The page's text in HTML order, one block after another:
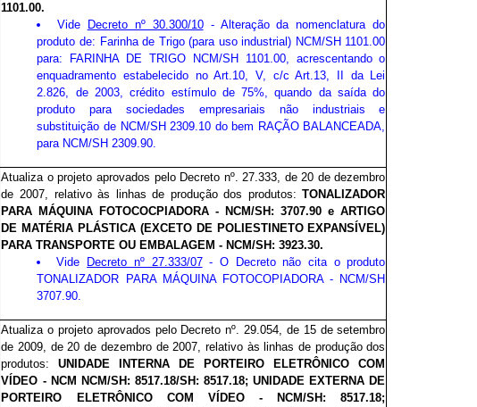
1101.00.
Vide
Decreto nº 30.300/10- Alteração da nomenclatura do
produto de: Farinha de Trigo (para uso industrial) NCM/SH 1101.00
para: FARINHA DE TRIGO NCM/SH 1101.00, acrescentando o
enquadramento estabelecido no Art.10, V, c/c Art.13, II da Lei
2.826, de 2003, crédito estímulo de 75%, quando da saída do
produto para sociedades empresariais não industriais e
substituição de NCM/SH 2309.10 do bem RAÇÃO BALANCEADA,
para NCM/SH 2309.90.
Atualiza o projeto aprovados pelo Decreto nº. 27.333, de 20 de dezembro
de 2007, relativo às linhas de produção dos produtos:TONALIZADOR
PARA MÁQUINA FOTOCOCPIADORA - NCM/SH: 3707.90 e ARTIGO
DE MATÉRIA PLÁSTICA (EXCETO DE POLIESTINETO EXPANSÍVEL)
PARA TRANSPORTE OU EMBALAGEM - NCM/SH: 3923.30.
Vide
Decreto nº 27.333/07- O Decreto não cita o produto
TONALIZADOR PARA MÁQUINA FOTOCOPIADORA - NCM/SH
3707.90.
Atualiza o projeto aprovados pelo Decreto nº. 29.054, de 15 de setembro
de 2009, de 20 de dezembro de 2007, relativo às linhas de produção dos
produtos:UNIDADE INTERNA DE PORTEIRO ELETRÔNICO COM
VÍDEO - NCM NCM/SH: 8517.18/SH: 8517.18; UNIDADE EXTERNA DE
PORTEIRO ELETRÔNICO COM VÍDEO - NCM/SH: 8517.18;